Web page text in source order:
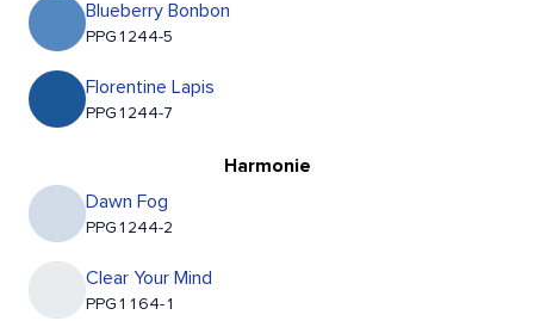
Blueberry Bonbon
PPG1244-5
Florentine Lapis
PPG1244-7
Harmonie
Dawn Fog
PPG1244-2
Clear Your Mind
PPG1164-1